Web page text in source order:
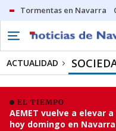
Tormentas en Navarra
ACTUALIDAD
EL TIEMPO
AEMET vuelve a elevar
hoy domingo en Navarra